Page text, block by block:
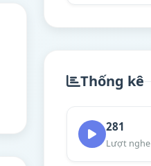
Thống kê
281
Lượt nghe